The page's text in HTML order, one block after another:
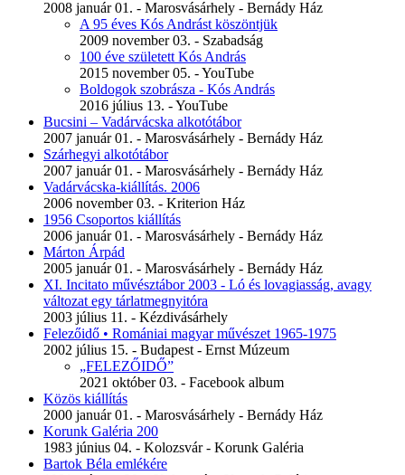
2008 január 01. - Marosvásárhely - Bernády Ház
A 95 éves Kós Andrást köszöntjük
2009 november 03. - Szabadság
100 éve született Kós András
2015 november 05. - YouTube
Boldogok szobrásza - Kós András
2016 július 13. - YouTube
Bucsini – Vadárvácska alkotótábor
2007 január 01. - Marosvásárhely - Bernády Ház
Szárhegyi alkotótábor
2007 január 01. - Marosvásárhely - Bernády Ház
Vadárvácska-kiállítás. 2006
2006 november 03. - Kriterion Ház
1956 Csoportos kiállítás
2006 január 01. - Marosvásárhely - Bernády Ház
Márton Árpád
2005 január 01. - Marosvásárhely - Bernády Ház
XI. Incitato művésztábor 2003 - Ló és lovagiasság, avagy
változat egy tárlatmegnyitóra
2003 július 11. - Kézdivásárhely
Felezőidő • Romániai magyar művészet 1965-1975
2002 július 15. - Budapest - Ernst Múzeum
„FELEZŐIDŐ”
2021 október 03. - Facebook album
Közös kiállítás
2000 január 01. - Marosvásárhely - Bernády Ház
Korunk Galéria 200
1983 június 04. - Kolozsvár - Korunk Galéria
Bartok Béla emlékére